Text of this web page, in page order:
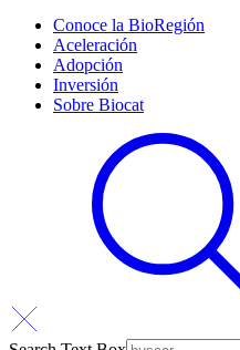
Conoce la BioRegión
Aceleración
Adopción
Inversión
Sobre Biocat